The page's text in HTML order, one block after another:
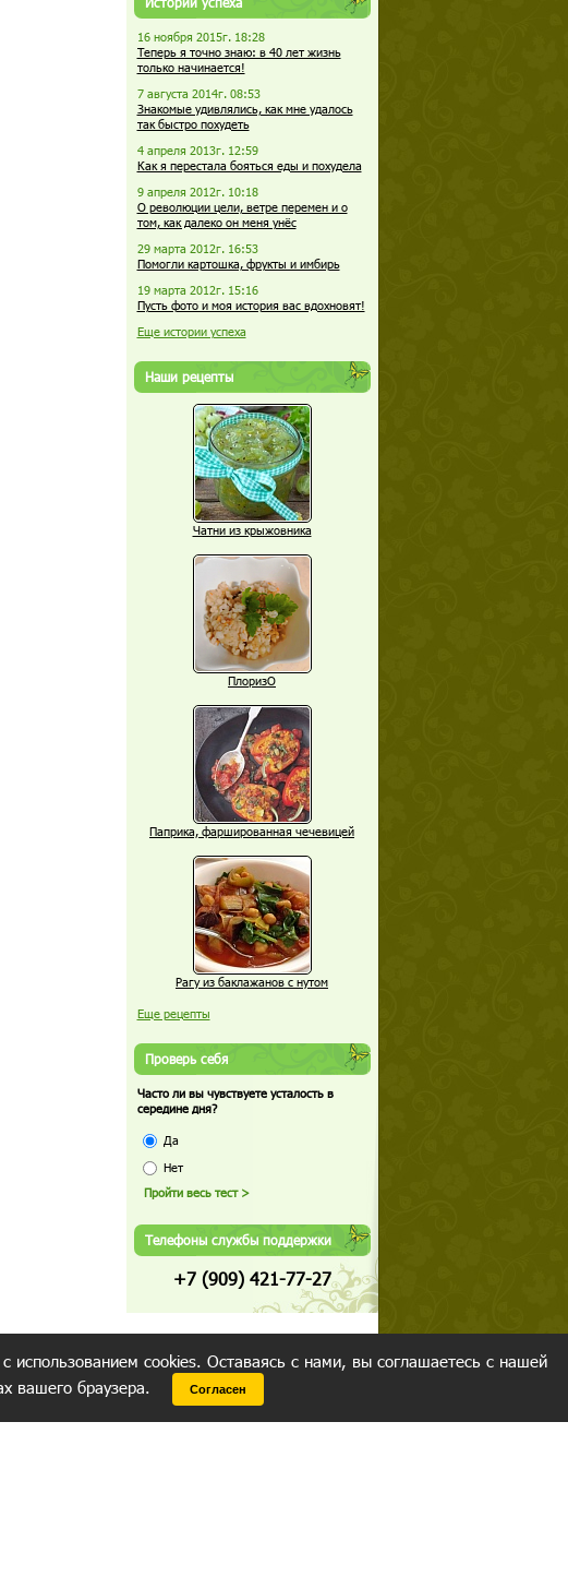
16 ноября 2015г. 18:28
Теперь я точно знаю: в 40 лет жизнь
только начинается!
7 августа 2014г. 08:53
Знакомые удивлялись, как мне удалось
так быстро похудеть
4 апреля 2013г. 12:59
Как я перестала бояться еды и похудела
9 апреля 2012г. 10:18
О революции цели, ветре перемен и о
том, как далеко он меня унёс
29 марта 2012г. 16:53
Помогли картошка, фрукты и имбирь
19 марта 2012г. 15:16
Пусть фото и моя история вас вдохновят!
Еще истории успеха
Наши рецепты
Чатни из крыжовника
ПлоризО
Паприка, фаршированная чечевицей
Рагу из баклажанов с нутом
Еще рецепты
Проверь себя
Часто ли вы чувствуете усталость в
середине дня?
Да
Нет
Телефоны службы поддержки
+7 (909) 421-77-27
использованием cookies. Оставаясь с нами, вы соглашаетесь с нашей
вашего браузера. Согласен